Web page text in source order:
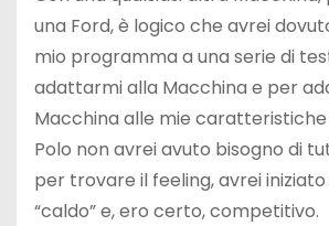
una Ford, è logico che avrei
mio programma a una serie di
adattarmi alla Macchina e per
Macchina alle mie caratteristiche
Polo non avrei avuto bisogno di
per trovare il feeling, avrei iniziato
“caldo” e, ero certo, competitivo.